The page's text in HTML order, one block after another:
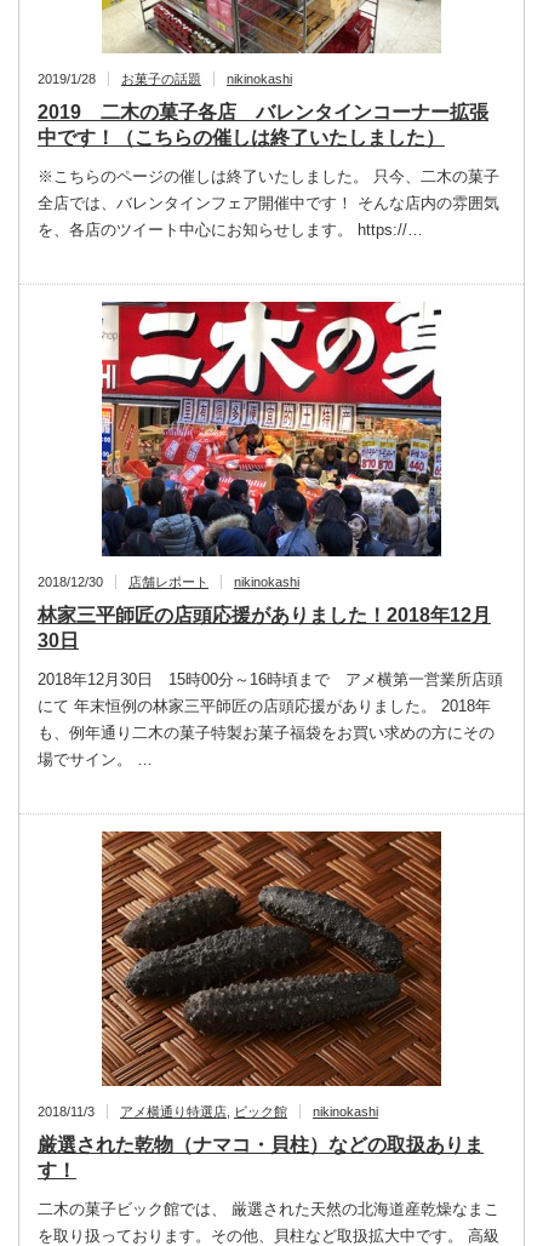
2019/1/28 お菓子の話題 nikinokashi
2019 二木の菓子各店 バレンタインコーナー拡張
中です！（こちらの催しは終了いたしました）
※こちらのページの催しは終了いたしました。 只今、二木の菓子
全店では、バレンタインフェア開催中です！ そんな店内の雰囲気
を、各店のツイート中心にお知らせします。 https://…
2018/12/30 店舗レポート nikinokashi
林家三平師匠の店頭応援がありました！2018年12月
30日
2018年12月30日 15時00分～16時頃まで アメ横第一営業所店頭
にて 年末恒例の林家三平師匠の店頭応援がありました。 2018年
も、例年通り二木の菓子特製お菓子福袋をお買い求めの方にその
場でサイン。 …
2018/11/3 アメ横通り特選店 ビック館 nikinokashi
厳選された乾物（ナマコ・貝柱）などの取扱ありま
す！
二木の菓子ビック館では、 厳選された天然の北海道産乾燥なまこ
を取り扱っております。その他、貝柱など取扱拡大中です。 高級